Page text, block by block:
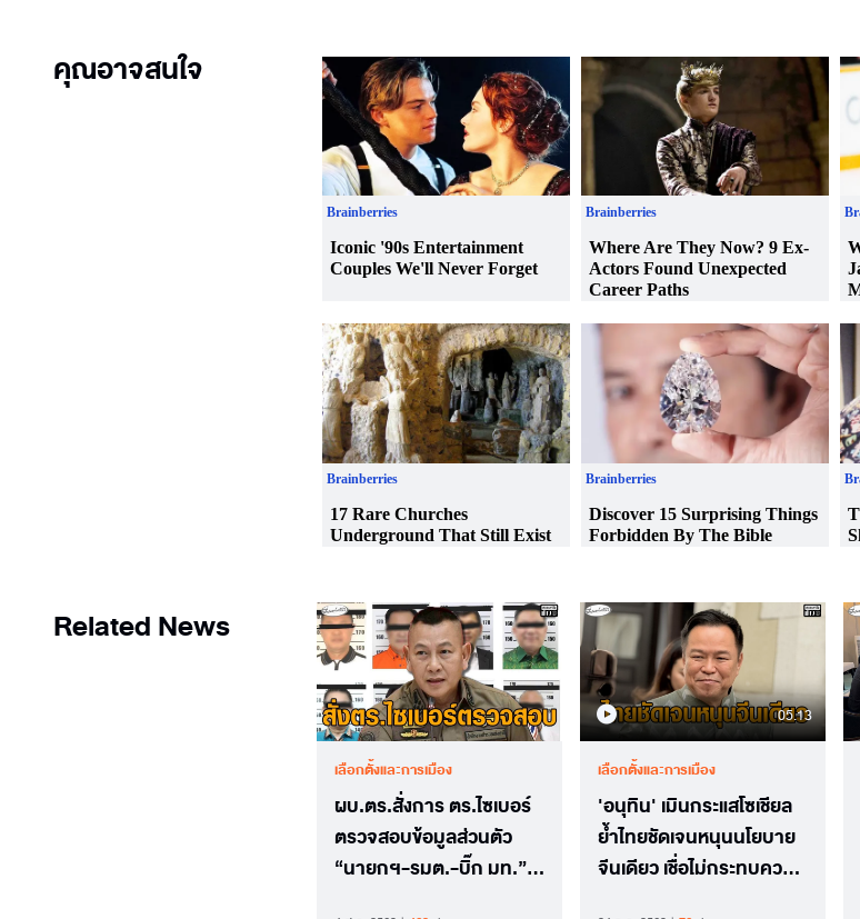
คุณอาจสนใจ
Related News
เลือกตั้งและการเมือง
ผบ.ตร.สั่งการ ตร.ไซเบอร์
ตรวจสอบข้อมูลส่วนตัว
“นายกฯ-รมต.-บิ๊ก มท.”
05.13
เลือกตั้งและการเมือง
'อนุทิน' เมินกระแสโซเชียล
ย้ำไทยชัดเจนหนุนนโยบาย
จีนเดียว เชื่อไม่กระทบความ